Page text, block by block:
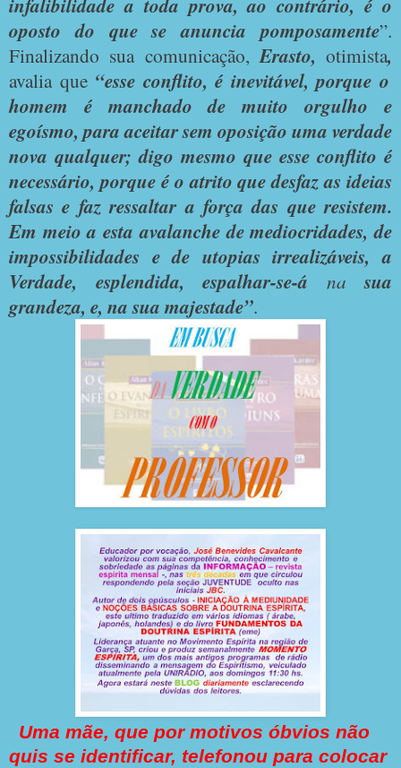
oposto do que se anuncia pomposamente”.
Finalizando sua comunicação, Erasto, otimista,
avalia que “esse conflito, é inevitável, porque o
homem é manchado de muito orgulho e
egoísmo, para aceitar sem oposição uma verdade
nova qualquer; digo mesmo que esse conflito é
necessário, porque é o atrito que desfaz as ideias
falsas e faz ressaltar a força das que resistem.
Em meio a esta avalanche de mediocridades, de
impossibilidades e de utopias irrealizáveis, a
Verdade, esplendida, espalhar-se-á na sua
grandeza, e, na sua majestade”.
Uma mãe, que por motivos óbvios não
quis se identificar, telefonou para colocar